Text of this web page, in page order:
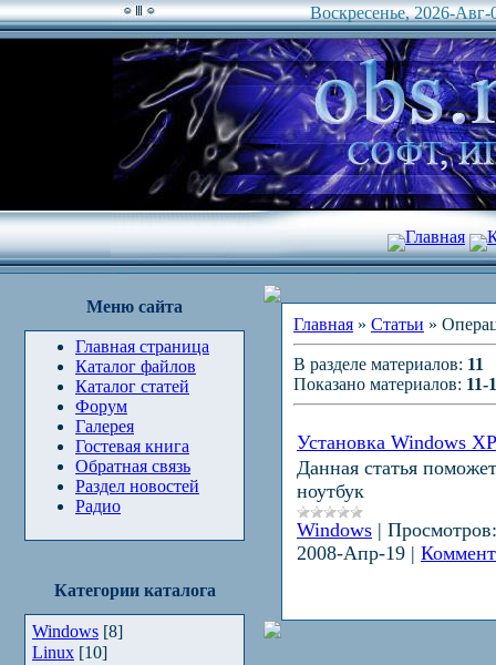
Воскресенье, 2026-Авг-
Главная
Меню сайта
Главная страница
Каталог файлов
Каталог статей
Форум
Галерея
Гостевая книга
Обратная связь
Раздел новостей
Радио
Категории каталога
Windows [8]
Linux [10]
Главная » Статьи »
В разделе материалов: 11
Показано материалов: 11-
Установка Windows
Данная статья
ноутбук
Windows | Просмотров:
2008-Апр-19 |